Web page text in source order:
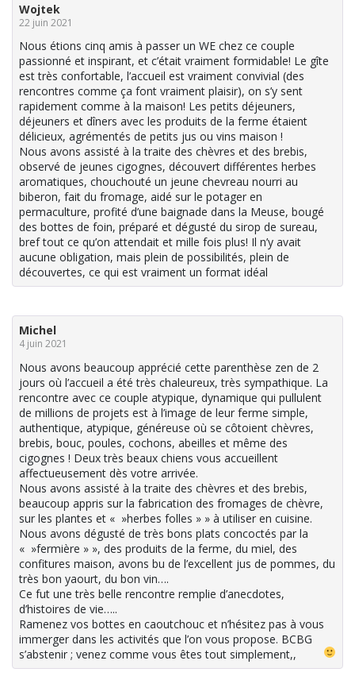
Wojtek
22 juin 2021
Nous étions cinq amis à passer un WE chez ce couple
passionné et inspirant, et c’était vraiment formidable! Le gîte
est très confortable, l’accueil est vraiment convivial (des
rencontres comme ça font vraiment plaisir), on s’y sent
rapidement comme à la maison! Les petits déjeuners,
déjeuners et dîners avec les produits de la ferme étaient
délicieux, agrémentés de petits jus ou vins maison !
Nous avons assisté à la traite des chèvres et des brebis,
observé de jeunes cigognes, découvert différentes herbes
aromatiques, chouchouté un jeune chevreau nourri au
biberon, fait du fromage, aidé sur le potager en
permaculture, profité d’une baignade dans la Meuse, bougé
des bottes de foin, préparé et dégusté du sirop de sureau,
bref tout ce qu’on attendait et mille fois plus! Il n’y avait
aucune obligation, mais plein de possibilités, plein de
découvertes, ce qui est vraiment un format idéal
Michel
4 juin 2021
Nous avons beaucoup apprécié cette parenthèse zen de 2
jours où l’accueil a été très chaleureux, très sympathique. La
rencontre avec ce couple atypique, dynamique qui pullulent
de millions de projets est à l’image de leur ferme simple,
authentique, atypique, généreuse où se côtoient chèvres,
brebis, bouc, poules, cochons, abeilles et même des
cigognes ! Deux très beaux chiens vous accueillent
affectueusement dès votre arrivée.
Nous avons assisté à la traite des chèvres et des brebis,
beaucoup appris sur la fabrication des fromages de chèvre,
sur les plantes et « »herbes folles » » à utiliser en cuisine.
Nous avons dégusté de très bons plats concoctés par la
« »fermière » », des produits de la ferme, du miel, des
confitures maison, avons bu de l’excellent jus de pommes, du
très bon yaourt, du bon vin….
Ce fut une très belle rencontre remplie d’anecdotes,
d’histoires de vie…..
Ramenez vos bottes en caoutchouc et n’hésitez pas à vous
immerger dans les activités que l’on vous propose. BCBG
s’abstenir ; venez comme vous êtes tout simplement,,